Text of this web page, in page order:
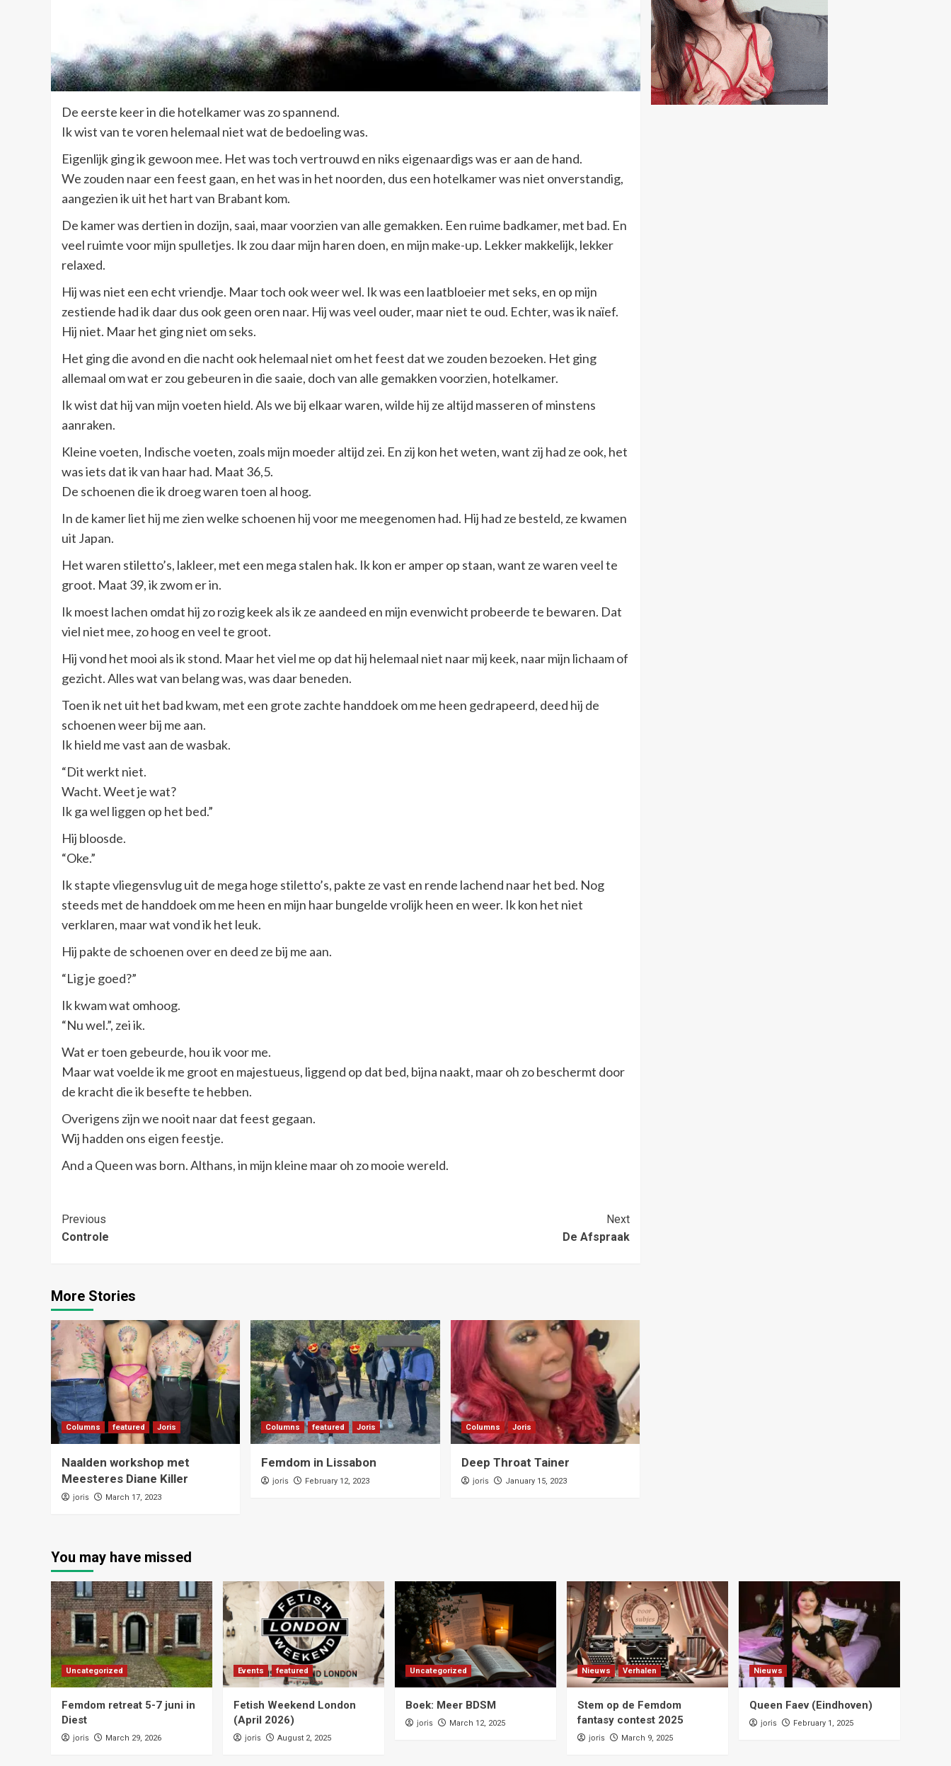
De eerste keer in die hotelkamer was zo spannend.
Ik wist van te voren helemaal niet wat de bedoeling was.
Eigenlijk ging ik gewoon mee. Het was toch vertrouwd en niks eigenaardigs was er aan de hand.
We zouden naar een feest gaan, en het was in het noorden, dus een hotelkamer was niet onverstandig,
aangezien ik uit het hart van Brabant kom.
De kamer was dertien in dozijn, saai, maar voorzien van alle gemakken. Een ruime badkamer, met bad. En
veel ruimte voor mijn spulletjes. Ik zou daar mijn haren doen, en mijn make-up. Lekker makkelijk, lekker
relaxed.
Hij was niet een echt vriendje. Maar toch ook weer wel. Ik was een laatbloeier met seks, en op mijn
zestiende had ik daar dus ook geen oren naar. Hij was veel ouder, maar niet te oud. Echter, was ik naïef.
Hij niet. Maar het ging niet om seks.
Het ging die avond en die nacht ook helemaal niet om het feest dat we zouden bezoeken. Het ging
allemaal om wat er zou gebeuren in die saaie, doch van alle gemakken voorzien, hotelkamer.
Ik wist dat hij van mijn voeten hield. Als we bij elkaar waren, wilde hij ze altijd masseren of minstens
aanraken.
Kleine voeten, Indische voeten, zoals mijn moeder altijd zei. En zij kon het weten, want zij had ze ook, het
was iets dat ik van haar had. Maat 36,5.
De schoenen die ik droeg waren toen al hoog.
In de kamer liet hij me zien welke schoenen hij voor me meegenomen had. Hij had ze besteld, ze kwamen
uit Japan.
Het waren stiletto’s, lakleer, met een mega stalen hak. Ik kon er amper op staan, want ze waren veel te
groot. Maat 39, ik zwom er in.
Ik moest lachen omdat hij zo rozig keek als ik ze aandeed en mijn evenwicht probeerde te bewaren. Dat
viel niet mee, zo hoog en veel te groot.
Hij vond het mooi als ik stond. Maar het viel me op dat hij helemaal niet naar mij keek, naar mijn lichaam of
gezicht. Alles wat van belang was, was daar beneden.
Toen ik net uit het bad kwam, met een grote zachte handdoek om me heen gedrapeerd, deed hij de
schoenen weer bij me aan.
Ik hield me vast aan de wasbak.
“Dit werkt niet.
Wacht. Weet je wat?
Ik ga wel liggen op het bed.”
Hij bloosde.
“Oke.”
Ik stapte vliegensvlug uit de mega hoge stiletto’s, pakte ze vast en rende lachend naar het bed. Nog
steeds met de handdoek om me heen en mijn haar bungelde vrolijk heen en weer. Ik kon het niet
verklaren, maar wat vond ik het leuk.
Hij pakte de schoenen over en deed ze bij me aan.
“Lig je goed?”
Ik kwam wat omhoog.
“Nu wel.”, zei ik.
Wat er toen gebeurde, hou ik voor me.
Maar wat voelde ik me groot en majestueus, liggend op dat bed, bijna naakt, maar oh zo beschermt door
de kracht die ik besefte te hebben.
Overigens zijn we nooit naar dat feest gegaan.
Wij hadden ons eigen feestje.
And a Queen was born. Althans, in mijn kleine maar oh zo mooie wereld.
Post
Navigation
Previous
Controle
Next
De Afspraak
More Stories
Columns featured Joris
Naalden workshop met
Meesteres Diane Killer
joris March 17, 2023
Columns featured Joris
Femdom in Lissabon
joris February 12, 2023
Columns Joris
Deep Throat Tainer
joris January 15, 2023
You may have missed
Uncategorized
Femdom retreat 5-7 juni in
Diest
joris March 29, 2026
Events featured
Fetish Weekend London
(April 2026)
joris August 2, 2025
Uncategorized
Boek: Meer BDSM
joris March 12, 2025
Nieuws Verhalen
Stem op de Femdom
fantasy contest 2025
joris March 9, 2025
Nieuws
Queen Faev (Eindhoven)
joris February 1, 2025